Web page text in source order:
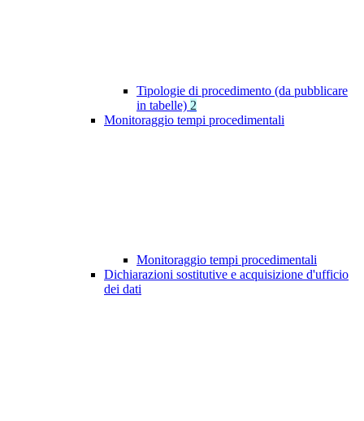
Tipologie di procedimento (da pubblicare
in tabelle) 2
Monitoraggio tempi procedimentali
Monitoraggio tempi procedimentali
Dichiarazioni sostitutive e acquisizione d'ufficio
dei dati